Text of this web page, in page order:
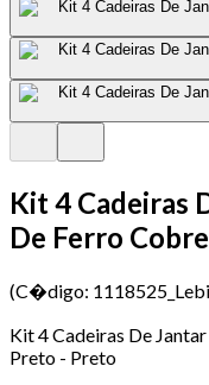
Kit 4 Cadeiras
De Ferro
(C�digo:
Kit 4 Cadeiras De
Preto - Preto